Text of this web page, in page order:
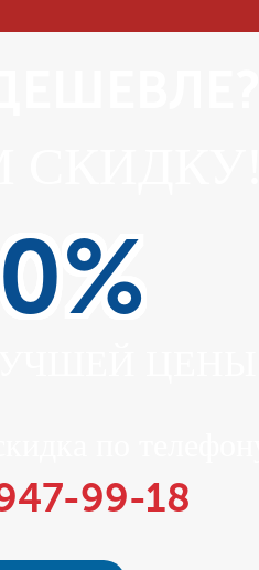
99-18